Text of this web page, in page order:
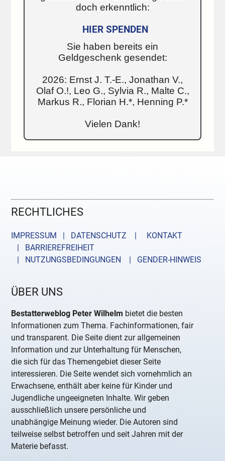
doch erkenntlich:
HIER SPENDEN
Sie haben bereits ein
Geldgeschenk gesendet:
2026: Ernst J. T.-E., Jonathan V.,
Olaf O.!, Leo G., Sylvia R., Malte C.,
Markus R., Florian H.*, Henning P.*
Vielen Dank!
RECHTLICHES
IMPRESSUM | DATENSCHUTZ |
KONTAKT
| BARRIEREFREIHEIT
| NUTZUNGSBEDINGUNGEN
| GENDER-HINWEIS
ÜBER UNS
Bestatterweblog Peter Wilhelm bietet die besten
Informationen zum Thema. Fachinformationen, fair
und transparent. Die Seite dient zur allgemeinen
Information und zur Unterhaltung für Menschen,
die sich für das Themengebiet dieser Seite
interessieren. Die Seite wendet sich vornehmlich an
Erwachsene, enthält aber keine für Kinder und
Jugendliche ungeeigneten Inhalte. Wir geben
ausschließlich unsere persönliche und
unabhängige Meinung wieder. Die Autoren sind
teilweise selbst betroffen und seit Jahren mit der
Materie befasst.